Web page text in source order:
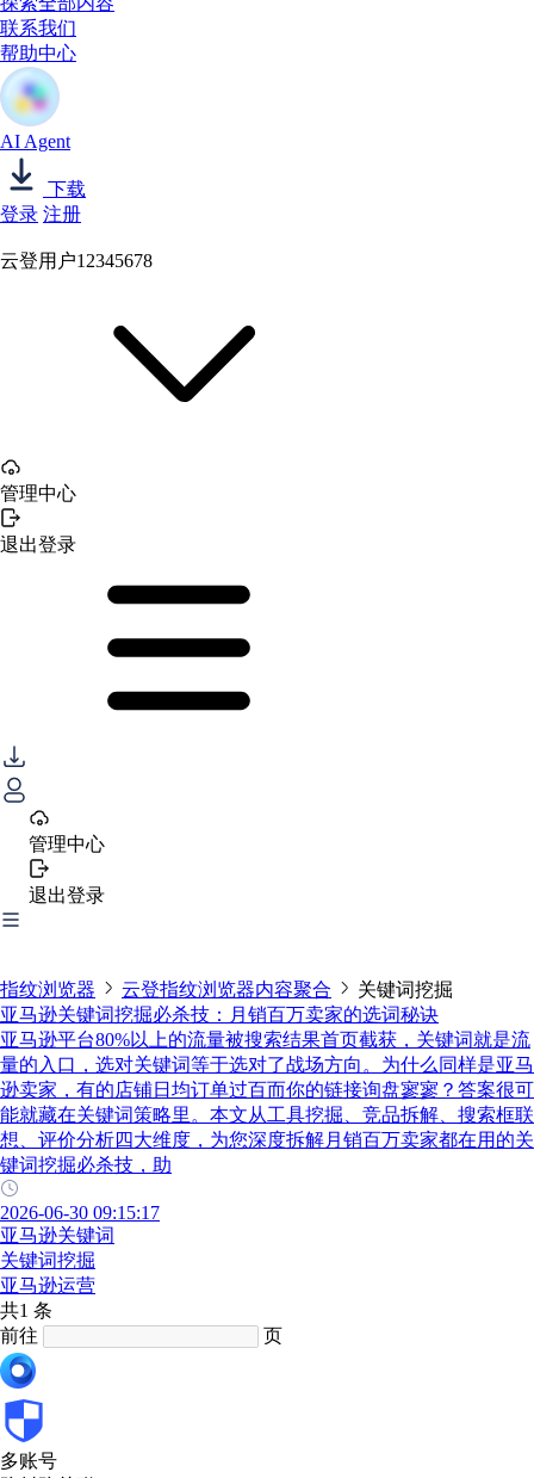
联系我们
帮助中心
AI Agent
下载
登录 注册
云登用户12345678
管理中心
退出登录
管理中心
退出登录
指纹浏览器 云登指纹浏览器内容聚合
关键词挖掘
亚马逊关键词挖掘必杀技：月销百万卖家的选词秘诀
亚马逊平台80%以上的流量被搜索结果首页截获，关键词就是流
量的入口，选对关键词等于选对了战场方向。为什么同样是亚马
逊卖家，有的店铺日均订单过百而你的链接询盘寥寥？答案很可
能就藏在关键词策略里。本文从工具挖掘、竞品拆解、搜索框联
想、评价分析四大维度，为您深度拆解月销百万卖家都在用的关
键词挖掘必杀技，助
2026-06-30 09:15:17
亚马逊关键词
关键词挖掘
亚马逊运营
共1 条
前往
页
多账号